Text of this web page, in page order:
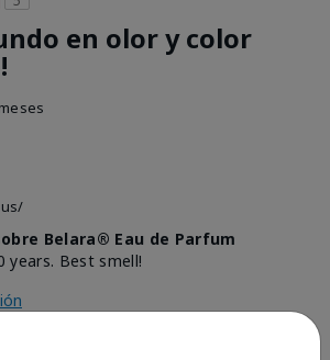
en olor y color
Belara® Eau de Parfum
years. Best smell!